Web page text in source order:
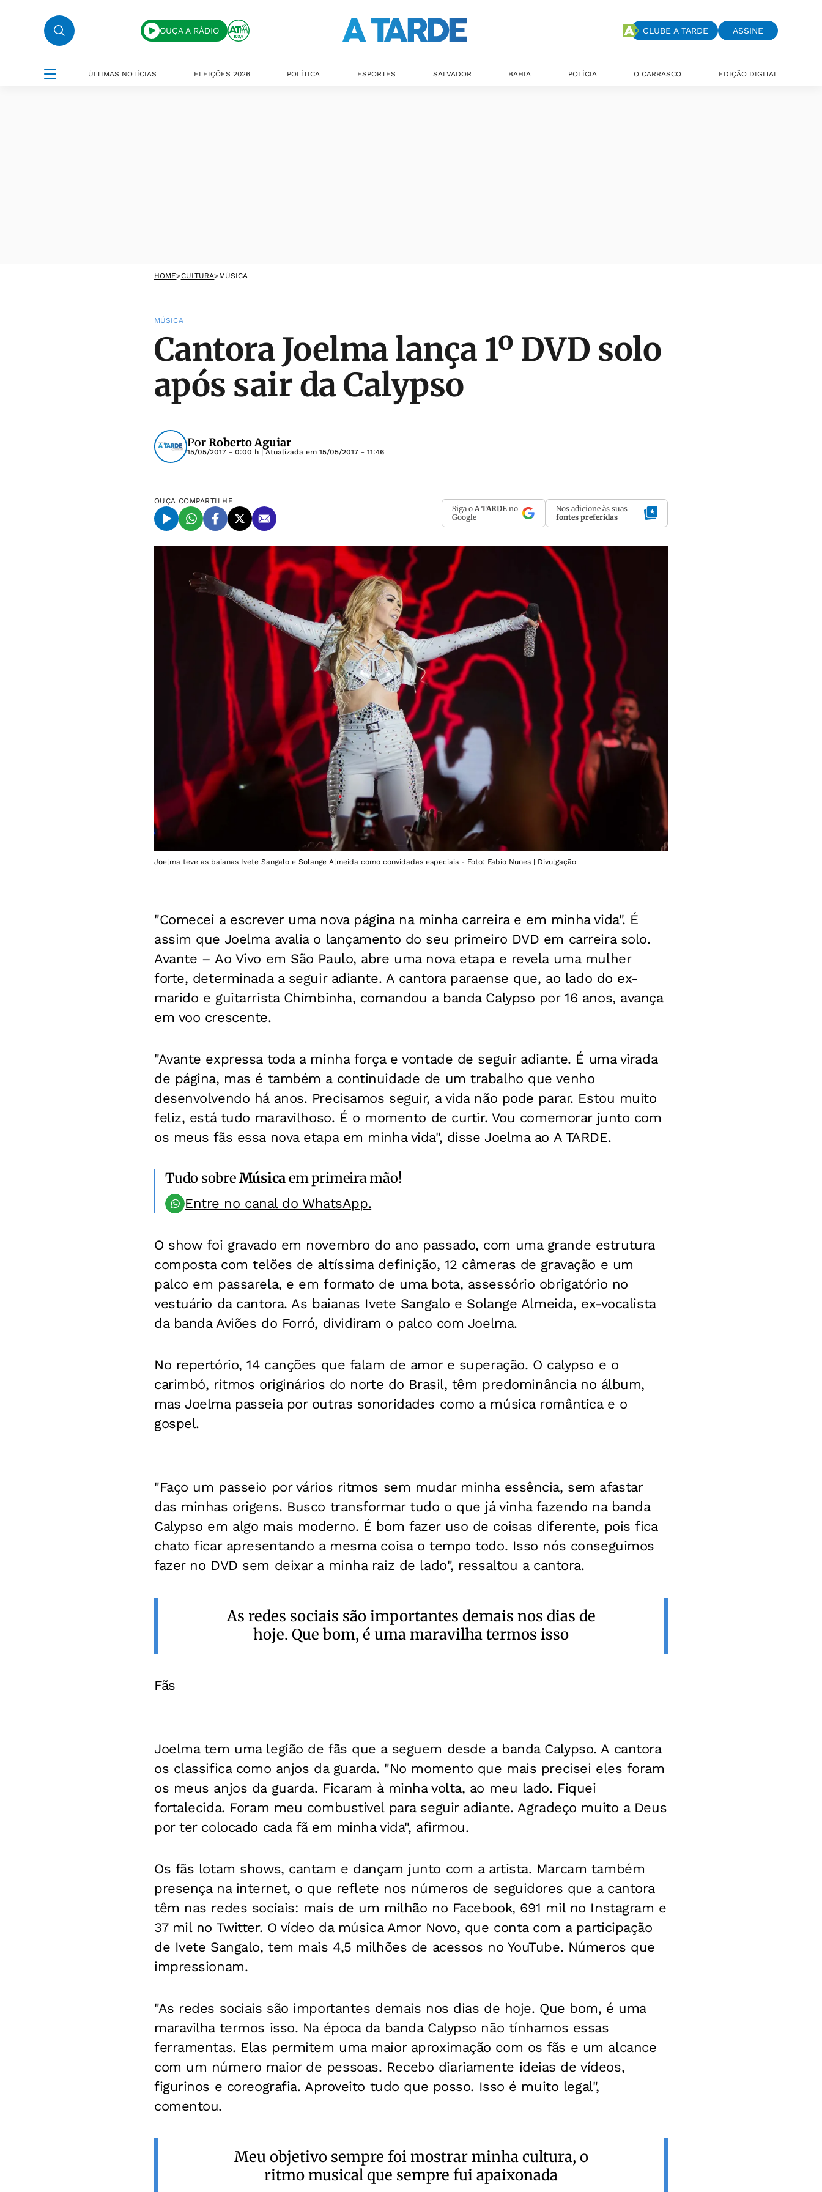
OUÇA A RÁDIO CLUBE A TARDE ASSINE
ÚLTIMAS NOTÍCIAS ELEIÇÕES 2026 POLÍTICA ESPORTES SALVADOR BAHIA POLÍCIA O CARRASCO EDIÇÃO DIGITAL
HOME>CULTURA>MÚSICA
MÚSICA
Cantora Joelma lança 1º DVD solo
após sair da Calypso
PorRoberto Aguiar
15/05/2017 - 0:00 h | Atualizada em 15/05/2017 - 11:46
OUÇA COMPARTILHE
Siga o A TARDE no
Google
Nos adicione às suas
fontes preferidas
Joelma teve as baianas Ivete Sangalo e Solange Almeida como convidadas especiais - Foto: Fabio Nunes | Divulgação
"Comecei a escrever uma nova página na minha carreira e em minha vida". É
assim que Joelma avalia o lançamento do seu primeiro DVD em carreira solo.
Avante – Ao Vivo em São Paulo, abre uma nova etapa e revela uma mulher
forte, determinada a seguir adiante. A cantora paraense que, ao lado do ex-
marido e guitarrista Chimbinha, comandou a banda Calypso por 16 anos, avança
em voo crescente.
"Avante expressa toda a minha força e vontade de seguir adiante. É uma virada
de página, mas é também a continuidade de um trabalho que venho
desenvolvendo há anos. Precisamos seguir, a vida não pode parar. Estou muito
feliz, está tudo maravilhoso. É o momento de curtir. Vou comemorar junto com
os meus fãs essa nova etapa em minha vida", disse Joelma ao A TARDE.
Tudo sobreMúsicaem primeira mão!
Entre no canal do WhatsApp.
O show foi gravado em novembro do ano passado, com uma grande estrutura
composta com telões de altíssima definição, 12 câmeras de gravação e um
palco em passarela, e em formato de uma bota, assessório obrigatório no
vestuário da cantora. As baianas Ivete Sangalo e Solange Almeida, ex-vocalista
da banda Aviões do Forró, dividiram o palco com Joelma.
No repertório, 14 canções que falam de amor e superação. O calypso e o
carimbó, ritmos originários do norte do Brasil, têm predominância no álbum,
mas Joelma passeia por outras sonoridades como a música romântica e o
gospel.
"Faço um passeio por vários ritmos sem mudar minha essência, sem afastar
das minhas origens. Busco transformar tudo o que já vinha fazendo na banda
Calypso em algo mais moderno. É bom fazer uso de coisas diferente, pois fica
chato ficar apresentando a mesma coisa o tempo todo. Isso nós conseguimos
fazer no DVD sem deixar a minha raiz de lado", ressaltou a cantora.
As redes sociais são importantes demais nos dias de
hoje. Que bom, é uma maravilha termos isso
Fãs
Joelma tem uma legião de fãs que a seguem desde a banda Calypso. A cantora
os classifica como anjos da guarda. "No momento que mais precisei eles foram
os meus anjos da guarda. Ficaram à minha volta, ao meu lado. Fiquei
fortalecida. Foram meu combustível para seguir adiante. Agradeço muito a Deus
por ter colocado cada fã em minha vida", afirmou.
Os fãs lotam shows, cantam e dançam junto com a artista. Marcam também
presença na internet, o que reflete nos números de seguidores que a cantora
têm nas redes sociais: mais de um milhão no Facebook, 691 mil no Instagram e
37 mil no Twitter. O vídeo da música Amor Novo, que conta com a participação
de Ivete Sangalo, tem mais 4,5 milhões de acessos no YouTube. Números que
impressionam.
"As redes sociais são importantes demais nos dias de hoje. Que bom, é uma
maravilha termos isso. Na época da banda Calypso não tínhamos essas
ferramentas. Elas permitem uma maior aproximação com os fãs e um alcance
com um número maior de pessoas. Recebo diariamente ideias de vídeos,
figurinos e coreografia. Aproveito tudo que posso. Isso é muito legal",
comentou.
Meu objetivo sempre foi mostrar minha cultura, o
ritmo musical que sempre fui apaixonada